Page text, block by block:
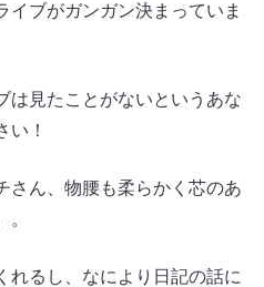
イブがガンガン決まっていま
は見たことがないというあな
！
さん、物腰も柔らかく芯のあ
れるし、なにより日記の話に